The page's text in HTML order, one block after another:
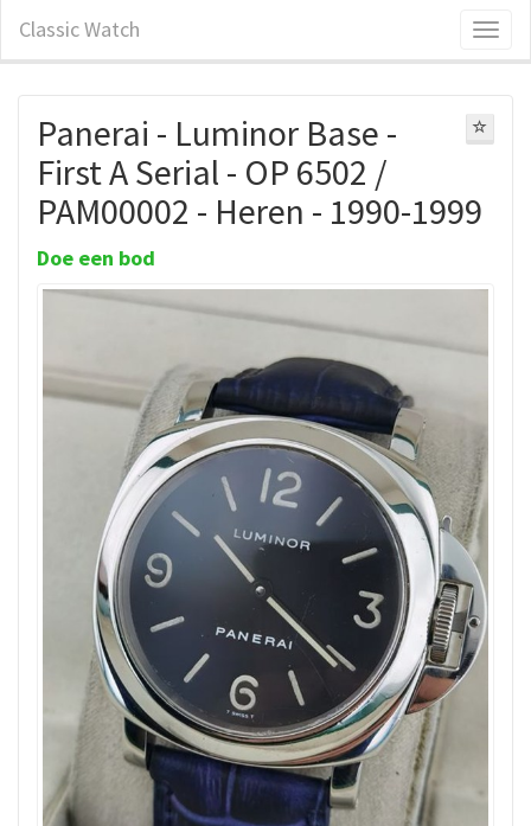
Classic Watch
Panerai - Luminor Base -
First A Serial - OP 6502 /
PAM00002 - Heren - 1990-1999
Doe een bod